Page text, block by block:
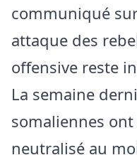
communiqué
attaque des
offensive reste
La semaine
somaliennes
neutralisé au